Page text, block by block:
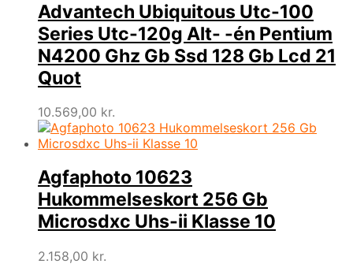
Advantech Ubiquitous Utc-100
Series Utc-120g Alt- -én Pentium
N4200 Ghz Gb Ssd 128 Gb Lcd 21
Quot
10.569,00 kr.
Agfaphoto 10623
Hukommelseskort 256 Gb
Microsdxc Uhs-ii Klasse 10
2.158,00 kr.